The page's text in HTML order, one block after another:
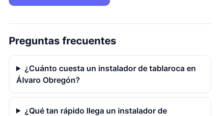
Preguntas frecuentes
¿Cuánto cuesta un instalador de tablaroca en
Álvaro Obregón?
¿Qué tan rápido llega un instalador de